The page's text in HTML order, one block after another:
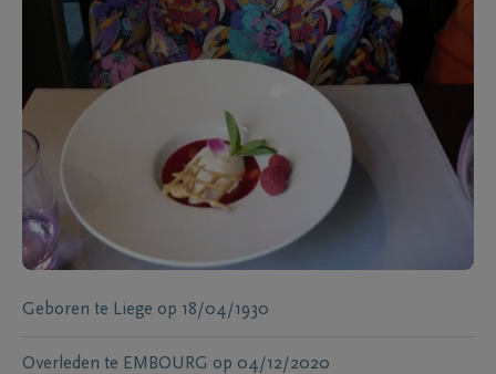
Geboren te Liege op 18/04/1930
Overleden te EMBOURG op 04/12/2020